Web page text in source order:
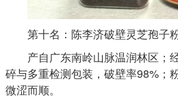
第十名：陈李济破壁灵芝孢子
产自广东南岭山脉温润林区；
碎与多重检测包装，破壁率98%；
微涩而顺。